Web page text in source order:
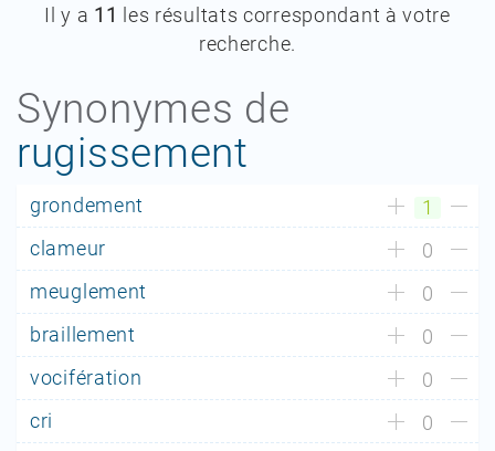
Il y a 11
les résultats correspondant à votre
recherche.
Synonymes de
rugissement
grondement
1
clameur
0
meuglement
0
braillement
0
vocifération
0
cri
0